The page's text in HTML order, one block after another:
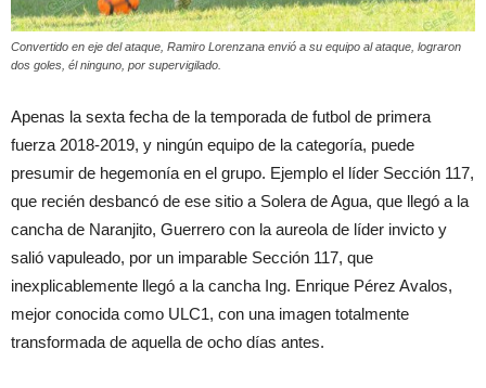
Convertido en eje del ataque, Ramiro Lorenzana envió a su equipo al ataque, lograron
dos goles, él ninguno, por supervigilado.
Apenas la sexta fecha de la temporada de futbol de primera
fuerza 2018-2019, y ningún equipo de la categoría, puede
presumir de hegemonía en el grupo. Ejemplo el líder Sección 117,
que recién desbancó de ese sitio a Solera de Agua, que llegó a la
cancha de Naranjito, Guerrero con la aureola de líder invicto y
salió vapuleado, por un imparable Sección 117, que
inexplicablemente llegó a la cancha Ing. Enrique Pérez Avalos,
mejor conocida como ULC1, con una imagen totalmente
transformada de aquella de ocho días antes.